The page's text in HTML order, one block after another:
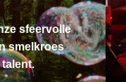
sfeervolle
smelkroes